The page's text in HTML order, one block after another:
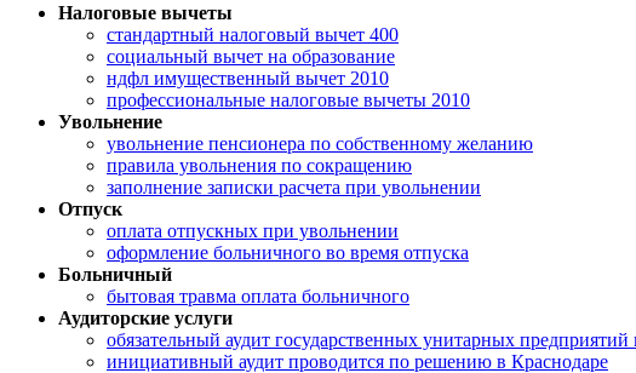
Налоговые вычеты
стандартный налоговый вычет 400
социальный вычет на образование
ндфл имущественный вычет 2010
профессиональные налоговые вычеты 2010
Увольнение
увольнение пенсионера по собственному желанию
правила увольнения по сокращению
заполнение записки расчета при увольнении
Отпуск
оплата отпускных при увольнении
оформление больничного во время отпуска
Больничный
бытовая травма оплата больничного
Аудиторские услуги
обязательный аудит государственных унитарных предприятий
инициативный аудит проводится по решению в Краснодаре